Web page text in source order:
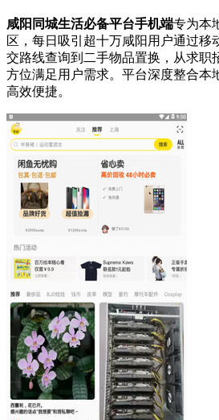
咸阳同城生活必备平台手机端专为本
区，每日吸引超十万咸阳用户通过移
交路线查询到二手物品置换，从求职
方位满足用户需求。平台深度整合本
高效便捷。